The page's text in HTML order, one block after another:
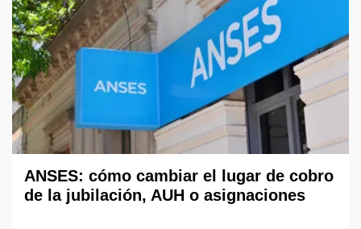
ANSES: cómo cambiar el lugar de cobro
de la jubilación, AUH o asignaciones